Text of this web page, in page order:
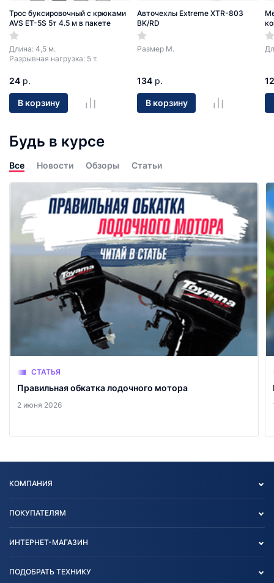
Трос буксировочный с крюками
AVS ET-5S 5т 4.5 м в пакете
Длина: 4,5 м.
Разрывная нагрузка: 5 т.
24 р.
В корзину
Авточехлы Extreme XTR-803
BK/RD
Размер М.
134 р.
В корзину
12
Будь в курсе
Все Новости Обзоры Статьи
СТАТЬЯ
Правильная обкатка лодочного мотора
2 июня 2026
КОМПАНИЯ
Блог
ПОКУПАТЕЛЯМ
Согласие на обработку
ИНТЕРНЕТ-МАГАЗИН
Агротехника
ПОДОБРАТЬ ТЕХНИКУ